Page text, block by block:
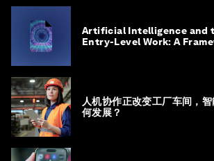
Artificial Intelligence and
Entry-Level Work: A
人机协作正改变工厂车间，
何发展？